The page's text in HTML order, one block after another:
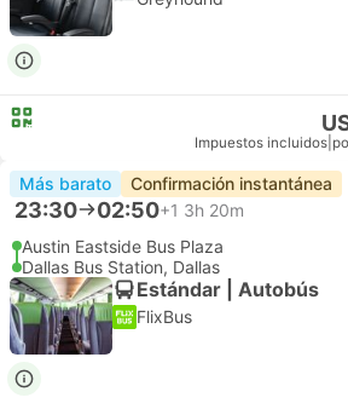
Impuestos incluidos
Más barato Confirmación instantánea
23:30 02:50+1 3h 20m
Austin Eastside Bus Plaza
Dallas Bus Station, Dallas
Estándar | Autobús
FlixBus